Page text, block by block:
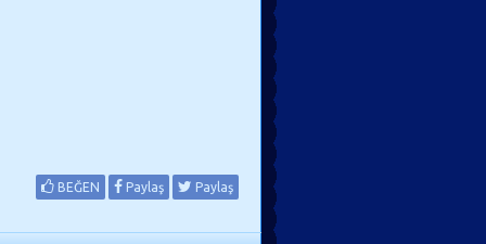
BEĞEN Paylaş Paylaş